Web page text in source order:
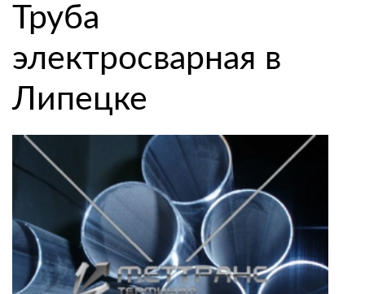
Труба
электросварная в
Липецке